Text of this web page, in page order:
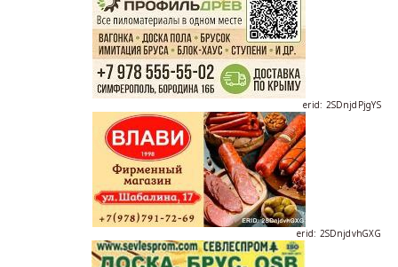
erid: 2SDnjdPjgYS
erid: 2SDnjdvhGXG